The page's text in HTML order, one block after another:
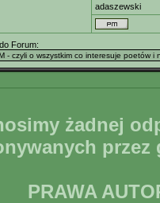
adaszewski
Forum:
żadnej
PRAWA